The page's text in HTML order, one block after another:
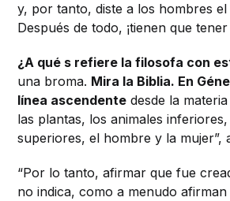
y, por tanto, diste a los hombres el
Después de todo, ¡tienen que tener
¿A qué s refiere la filosofa con
una broma. Mira la Biblia. En
línea ascendente desde la
las plantas, los animales
superiores, el hombre y la mujer”,
“Por lo tanto, afirmar que fue
no indica, como a menudo afirman